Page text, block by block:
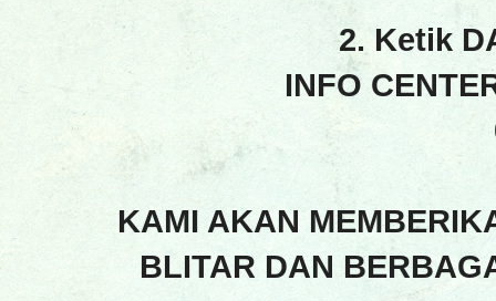
2. Ketik
INFO
KAMI AKAN
BLITAR DAN